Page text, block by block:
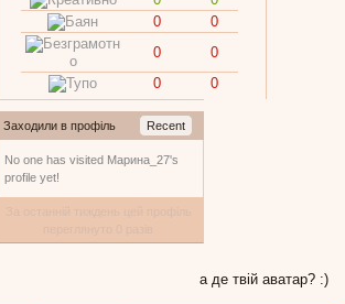
0
0
0
0
0
0
Заходили в профіль Recent
No one has visited Марина_27's
profile yet!
а де твій аватар? :)